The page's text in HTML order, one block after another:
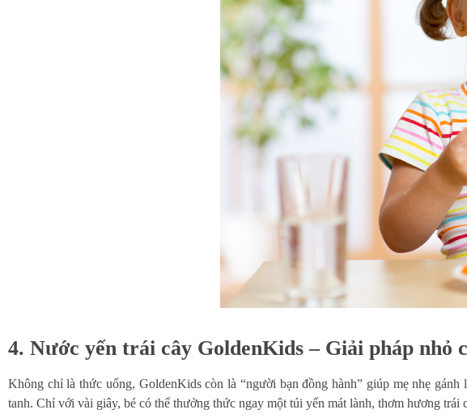
4. Nước yến trái cây GoldenKids – Giải pháp nhỏ
Không chỉ là thức uống, GoldenKids còn là “người bạn đồng hành” giúp mẹ nhẹ
tanh. Chỉ với vài giây, bé có thể thưởng thức ngay một túi yến mát lành, thơm hương trái